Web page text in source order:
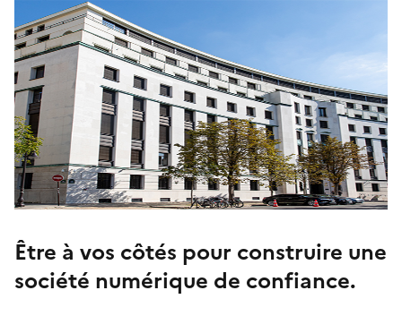
Être à vos côtés pour construire une
société numérique de confiance.